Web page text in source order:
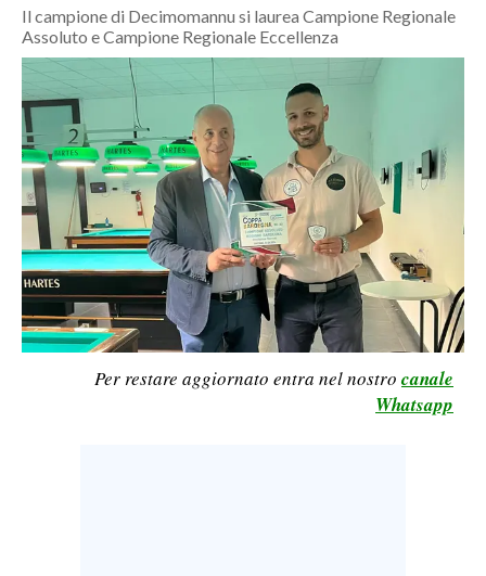
AGENDA
CRONACA
ITALIA
MONDO
POLITICA
ECONOMIA
SERVIZI ALLE IMPRESE
LAVORO
Il campione di Decimomannu si laurea Campione Regionale
Assoluto e Campione Regionale Eccellenza
Per restare aggiornato entra nel nostro canale
Whatsapp